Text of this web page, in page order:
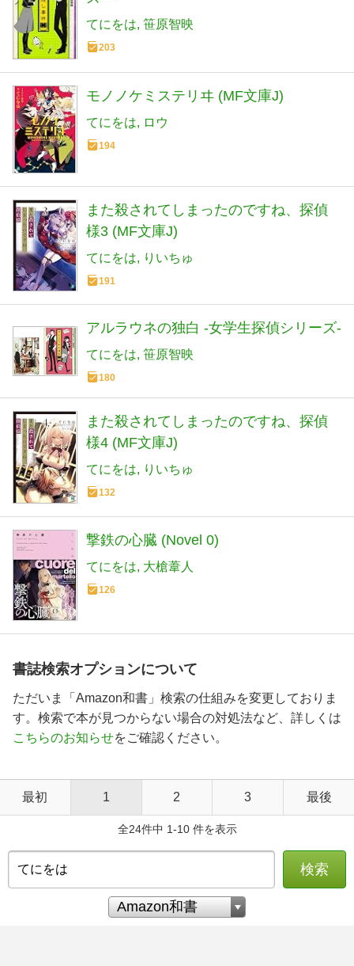
てにをは 笹原智映
203
モノノケミステリヰ (MF文庫J)
てにをは ロウ
194
また殺されてしまったのですね、探偵
様3 (MF文庫J)
てにをは りいちゅ
191
アルラウネの独白 -女学生探偵シリーズ-
てにをは 笹原智映
180
また殺されてしまったのですね、探偵
様4 (MF文庫J)
てにをは りいちゅ
132
撃鉄の心臓 (Novel 0)
てにをは 大槍葦人
126
書誌検索オプションについて
ただいま「Amazon和書」検索の仕組みを変更しておりま
す。検索で本が見つからない場合の対処法など、詳しくは
こちらのお知らせをご確認ください。
最初 1 2 3 最後
全24件中 1-10 件を表示
検索